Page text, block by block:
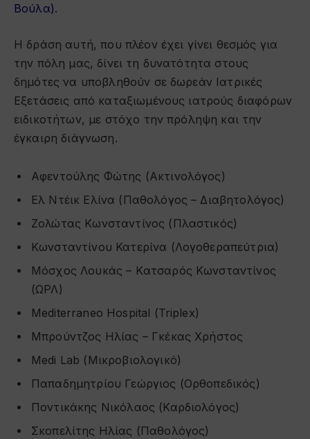
Βούλα).
Η δράση αυτή, που πλέον έχει γίνει θεσμός για
την πόλη μας, δίνει τη δυνατότητα στους
δημότες να υποβληθούν σε δωρεάν Ιατρικές
Εξετάσεις από καταξιωμένους ιατρούς διαφόρων
ειδικοτήτων, με στόχο την πρόληψη και την
έγκαιρη διάγνωση.
Αφεντούλης Φώτης (Ακτινολόγος)
Ελ Ντέικ Ελίνα (Παθολόγος – Διαβητολόγος)
Ζολώτας Κωνσταντίνος (Πλαστικός)
Κωνσταντίνου Κατερίνα (Λογοθεραπεύτρια)
Μόσχος Λουκάς – Kατσαρός Κωνσταντίνος
(ΩΡΛ)
Mediterraneo Hospital (Triplex)
Μπρούντζος Ηλίας – Γκέκας Χρήστος
Medi Lab (Μικροβιολογικό)
Παπαδημητρίου Γεώργιος (Ορθοπεδικός)
Ποντικάκης Νικόλαος (Καρδιολόγος)
Σκοπελίτης Ηλίας (Παθολόγος)